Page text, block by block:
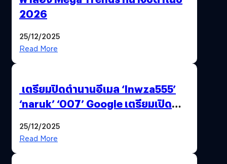
2026
25/12/2025
Read More
เตรียมปิดตำนานอีเมล ‘lnwza555’
‘naruk’ ‘007’ Google เตรียมเปิด
25/12/2025
Read More